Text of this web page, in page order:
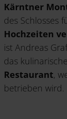
Kärntner
des Schlosses
Hochzeiten
ist Andreas
das
Restaurant,
betrieben wird.